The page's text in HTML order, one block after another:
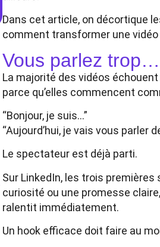
Dans cet article, on décortique
comment transformer une
Vous parlez
La majorité des vidéos
parce qu’elles commencent
“Bonjour, je suis…”
“Aujourd’hui, je vais vous parler
Le spectateur est déjà parti.
Sur LinkedIn, les trois
curiosité ou une promesse
ralentit immédiatement.
Un hook efficace doit faire au